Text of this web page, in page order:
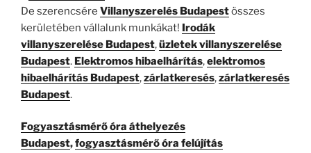
De szerencsére Villanyszerelés Budapestösszes
kerületében vállalunk munkákat! Irodák
villanyszerelése Budapest,üzletek villanyszerelése
Budapest. Elektromos hibaelhárítás,elektromos
hibaelhárítás Budapest,zárlatkeresés,zárlatkeresés
Budapest.
Fogyasztásmérő óra áthelyezés
Budapest,fogyasztásmérő óra felújítás